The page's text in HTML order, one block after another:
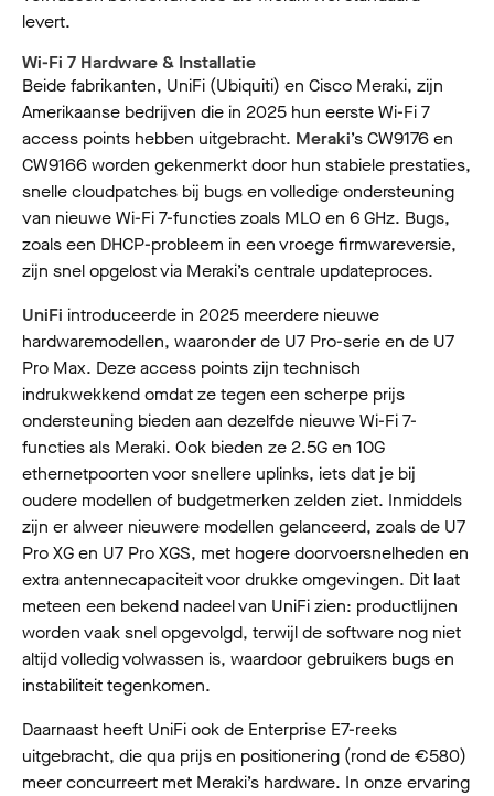
levert.
Wi-Fi 7 Hardware & Installatie
Beide fabrikanten, UniFi (Ubiquiti) en Cisco Meraki, zijn
Amerikaanse bedrijven die in 2025 hun eerste Wi-Fi 7
access points hebben uitgebracht. Meraki’s CW9176 en
CW9166 worden gekenmerkt door hun stabiele prestaties,
snelle cloudpatches bij bugs en volledige ondersteuning
van nieuwe Wi-Fi 7-functies zoals MLO en 6 GHz. Bugs,
zoals een DHCP-probleem in een vroege firmwareversie,
zijn snel opgelost via Meraki’s centrale updateproces.
UniFi introduceerde in 2025 meerdere nieuwe
hardwaremodellen, waaronder de U7 Pro-serie en de U7
Pro Max. Deze access points zijn technisch
indrukwekkend omdat ze tegen een scherpe prijs
ondersteuning bieden aan dezelfde nieuwe Wi-Fi 7-
functies als Meraki. Ook bieden ze 2.5G en 10G
ethernetpoorten voor snellere uplinks, iets dat je bij
oudere modellen of budgetmerken zelden ziet. Inmiddels
zijn er alweer nieuwere modellen gelanceerd, zoals de U7
Pro XG en U7 Pro XGS, met hogere doorvoersnelheden en
extra antennecapaciteit voor drukke omgevingen. Dit laat
meteen een bekend nadeel van UniFi zien: productlijnen
worden vaak snel opgevolgd, terwijl de software nog niet
altijd volledig volwassen is, waardoor gebruikers bugs en
instabiliteit tegenkomen.
Daarnaast heeft UniFi ook de Enterprise E7-reeks
uitgebracht, die qua prijs en positionering (rond de €580)
meer concurreert met Meraki’s hardware. In onze ervaring